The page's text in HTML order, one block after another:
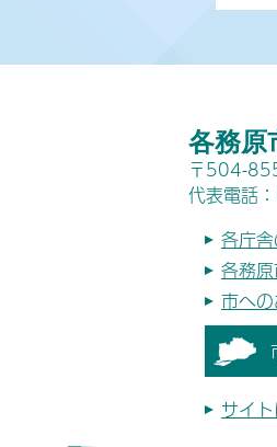
各務原
〒504-
代表電話
各庁
各務
市へ
サイ